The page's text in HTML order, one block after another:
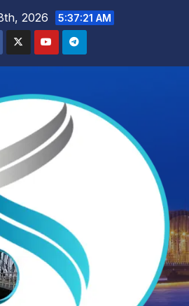
2026 5:37:23 AM